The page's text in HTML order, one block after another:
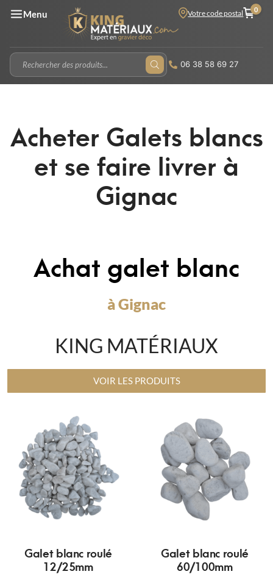
Menu Votre code postal 0
06 38 58 69 27
Acheter Galets blancs
et se faire livrer à
Gignac
Achat galet blanc
à Gignac
KING MATÉRIAUX
VOIR LES PRODUITS
Galet blanc roulé
12/25mm
Galet blanc roulé
60/100mm